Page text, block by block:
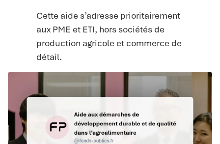
Cette aide s’adresse prioritairement
aux PME et ETI, hors sociétés de
production agricole et commerce de
détail.